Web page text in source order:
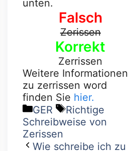
unten.
Falsch
Zerissen
Korrekt
Zerrissen
Weitere Informationen
zu zerrissen word
finden Sie hier.
GER
Richtige
Schreibweise von
Zerissen
Wie schreibe ich zu